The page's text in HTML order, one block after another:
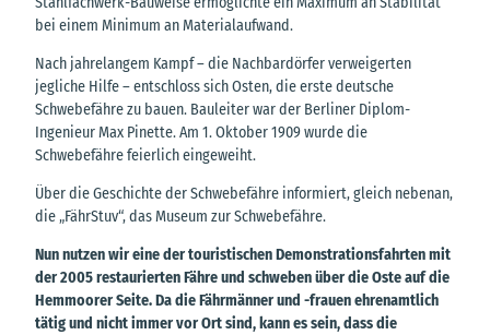
bei einem Minimum an Materialaufwand.
Nach jahrelangem Kampf – die Nachbardörfer verweigerten
jegliche Hilfe – entschloss sich Osten, die erste deutsche
Schwebefähre zu bauen. Bauleiter war der Berliner Diplom-
Ingenieur Max Pinette. Am 1. Oktober 1909 wurde die
Schwebefähre feierlich eingeweiht.
Über die Geschichte der Schwebefähre informiert, gleich nebenan,
die „FährStuv“, das Museum zur Schwebefähre.
Nun nutzen wir eine der touristischen Demonstrationsfahrten mit
der 2005 restaurierten Fähre und schweben über die Oste auf die
Hemmoorer Seite. Da die Fährmänner und -frauen ehrenamtlich
tätig und nicht immer vor Ort sind, kann es sein, dass die